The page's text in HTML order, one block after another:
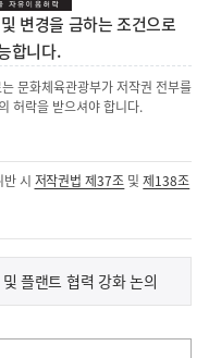
변경을 금하는 조건으로
합니다.
문화체육관광부가 저작권 전부를
허락을 받으셔야 합니다.
시 저작권법 제37조 및제138조
플랜트 협력 강화 논의